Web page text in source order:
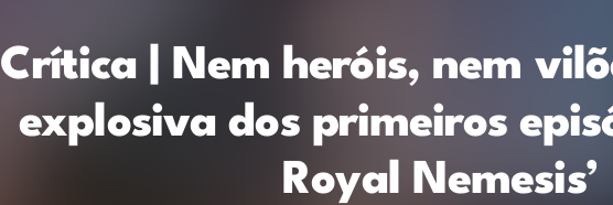
Crítica | Nem heróis, nem
explosiva dos primeiros
Royal Nemesis’